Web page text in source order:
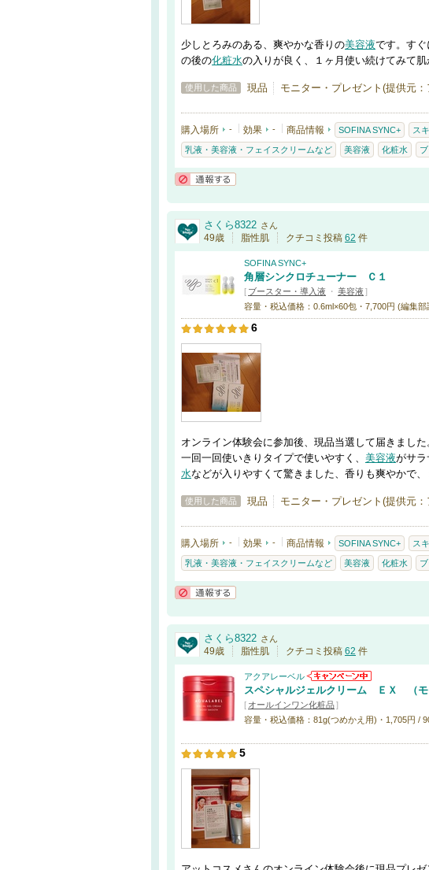
少しとろみのある、爽やかな香りの美容液です。す
の後の化粧水の入りが良く、１ヶ月使い続けてみて肌
使用した商品 現品 モニター・プレゼント(提供元
購入場所 - 効果 - 商品情報 SOFINA SYNC+ ス
乳液・美容液・フェイスクリームなど 美容液 化粧水
さくら8322 さん
49歳 脂性肌 クチコミ投稿 62 件
SOFINA SYNC+
角層シンクロチューナー Ｃ１
[ ブースター・導入液 ・ 美容液]
容量・税込価格：0.6ml×60包・7,700円 (編集部
6
オンライン体験会に参加後、現品当選して届きました
一回一回使いきりタイプで使いやすく、 美容液がサラ
水などが入りやすくて驚きました、香りも爽やかで、
使用した商品 現品 モニター・プレゼント(提供元
購入場所 - 効果 - 商品情報 SOFINA SYNC+ ス
乳液・美容液・フェイスクリームなど 美容液 化粧水
さくら8322 さん
49歳 脂性肌 クチコミ投稿 62 件
アクアレーベル
スペシャルジェルクリーム ＥＸ （モ
[ オールインワン化粧品]
容量・税込価格：81g(つめかえ用)・1,705円 /
5